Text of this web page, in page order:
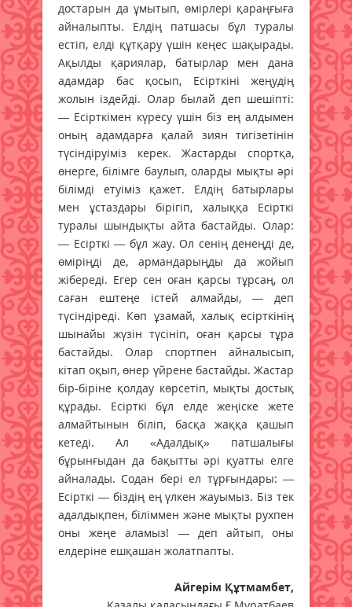
достарын да ұмытып, өмірлері қараңғыға
айналыпты. Елдің патшасы бұл туралы
естіп, елді құтқару үшін кеңес шақырады.
Ақылды қариялар, батырлар мен дана
адамдар бас қосып, Есірткіні жеңудің
жолын іздейді. Олар былай деп шешіпті:
— Есірткімен күресу үшін біз ең алдымен
оның адамдарға қалай зиян тигізетінін
түсіндіруіміз керек. Жастарды спортқа,
өнерге, білімге баулып, оларды мықты әрі
білімді етуіміз қажет. Елдің батырлары
мен ұстаздары бірігіп, халыққа Есірткі
туралы шындықты айта бастайды. Олар:
— Есірткі — бұл жау. Ол сенің денеңді де,
өміріңді де, армандарыңды да жойып
жібереді. Егер сен оған қарсы тұрсаң, ол
саған ештеңе істей алмайды, — деп
түсіндіреді. Көп ұзамай, халық есірткінің
шынайы жүзін түсініп, оған қарсы тұра
бастайды. Олар спортпен айналысып,
кітап оқып, өнер үйрене бастайды. Жастар
бір-біріне қолдау көрсетіп, мықты достық
құрады. Есірткі бұл елде жеңіске жете
алмайтынын біліп, басқа жаққа қашып
кетеді. Ал «Адалдық» патшалығы
бұрынғыдан да бақытты әрі қуатты елге
айналады. Содан бері ел тұрғындары: —
Есірткі — біздің ең үлкен жауымыз. Біз тек
адалдықпен, біліммен және мықты рухпен
оны жеңе аламыз! — деп айтып, оны
елдеріне ешқашан жолатпапты.
Айгерім Құтмамбет,